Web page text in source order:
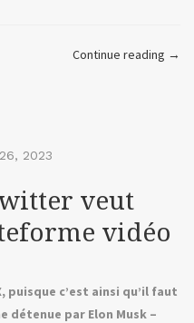
Continue reading «
→
2023
veut
vidéo
c’est ainsi qu’il faut
par Elon Musk –